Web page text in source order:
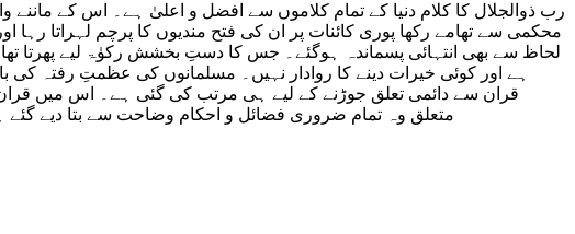
رب ذوالجلال کا کلام دنیا کے تمام کلاموں سے افضل و اعلیٰ ہے۔ اس کے
محکمی سے تھامے رکھا پوری کائنات پر ان کی فتح مندیوں کا پرچم لہراتا
لحاظ سے بھی انتہائی پسماندہ ہوگئے۔ جس کا دستِ بخشش رکوٰۃ لیے پھرتا تھا
ہے اور کوئی خیرات دینے کا روادار نہیں۔ مسلمانوں کی عظمتِ رفتہ
قران سے دائمی تعلق جوڑنے کے لیے ہی مرتب کی گئی ہے۔ اس میں
متعلق وہ تمام ضروری فضائل و احکام وضاحت سے بتا دیے